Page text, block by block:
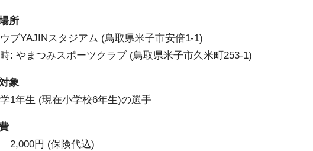
所
ブYAJINスタジアム (鳥取県米子市安倍1-1)
: やまつみスポーツクラブ (鳥取県米子市久米町253-1)
象
1年生 (現在小学校6年生)の選手
円 (保険代込)